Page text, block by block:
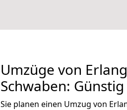
Umzüge von
Schwaben:
Sie planen einen Umzug von